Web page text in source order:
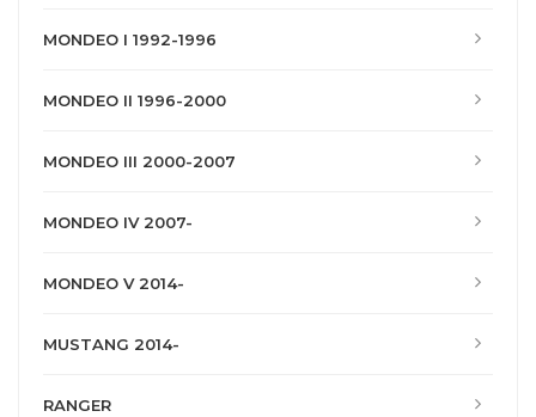
MONDEO I 1992-1996
MONDEO II 1996-2000
MONDEO III 2000-2007
MONDEO IV 2007-
MONDEO V 2014-
MUSTANG 2014-
RANGER